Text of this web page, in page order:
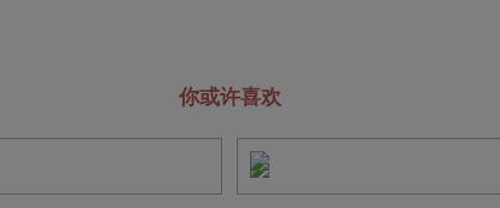
你或许喜欢